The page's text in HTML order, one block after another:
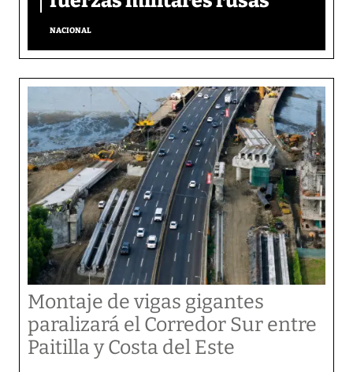
NACIONAL
Montaje de vigas gigantes
paralizará el Corredor Sur entre
Paitilla y Costa del Este